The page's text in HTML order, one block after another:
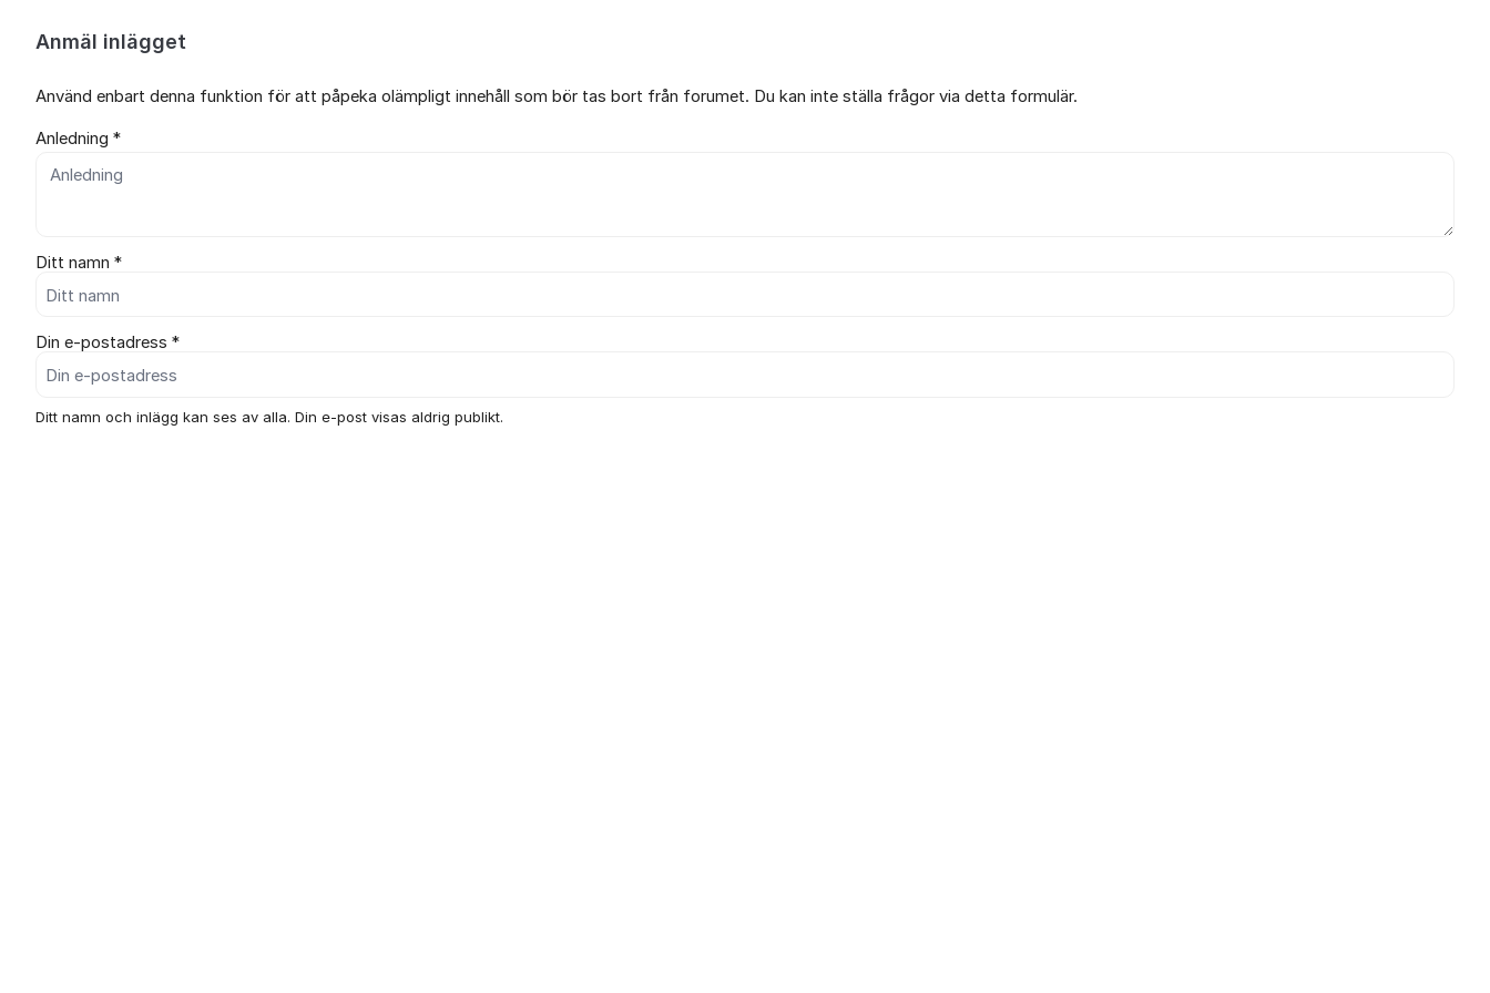
Anmäl inlägget
Använd enbart denna funktion för att påpeka olämpligt innehåll som bör tas bort från forumet. Du kan inte ställa frågor via detta formulär.
Anledning *
Ditt namn *
Din e-postadress *
Ditt namn och inlägg kan ses av alla. Din e-post visas aldrig publikt.